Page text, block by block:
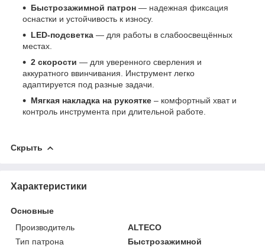
Быстрозажимной патрон — надежная фиксация
оснастки и устойчивость к износу.
LED-подсветка — для работы в слабоосвещённых
местах.
2 скорости — для уверенного сверления и
аккуратного ввинчивания. Инструмент легко
адаптируется под разные задачи.
Мягкая накладка на рукоятке – комфортный хват и
контроль инструмента при длительной работе.
Скрыть
Характеристики
Основные
Производитель
ALTECO
Тип патрона
Быстрозажимной